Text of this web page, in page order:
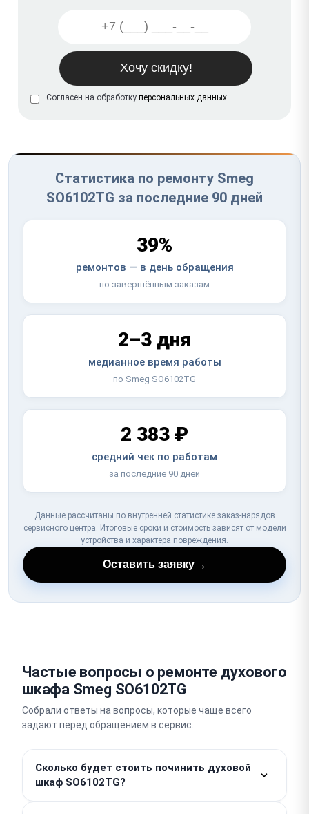
Согласен на обработку персональных данных
Статистика по ремонту Smeg
SO6102TG за последние 90 дней
39%
ремонтов — в день обращения
по завершённым заказам
2–3 дня
медианное время работы
по Smeg SO6102TG
2 383 ₽
средний чек по работам
за последние 90 дней
Данные рассчитаны по внутренней статистике заказ-нарядов
сервисного центра. Итоговые сроки и стоимость зависят от модели
устройства и характера повреждения.
Оставить заявку→
Частые вопросы о ремонте духового
шкафа Smeg SO6102TG
Собрали ответы на вопросы, которые чаще всего
задают перед обращением в сервис.
Сколько будет стоить починить духовой
шкаф SO6102TG?